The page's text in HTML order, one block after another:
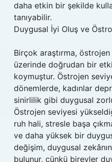
daha etkin bir şekilde
tanıyabilir.
Duygusal İyi Oluş ve
Birçok araştırma,
üzerinde doğrudan bir
koymuştur. Östrojen
dönemlerde, kadınlar
sinirlilik gibi duygusal
Östrojen seviyesi
ruh hali, stresle başa
ve daha yüksek bir
değişim, duygusal
bulunur, çünkü bireyler